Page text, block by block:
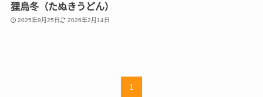
狸烏冬（たぬきうどん）
2025年9月25日 2026年2月14日
1